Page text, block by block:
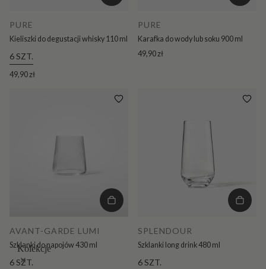
Kolekcje
PURE
Kieliszki do degustacji whisky 110 ml
6 SZT.
49,90 zł
PURE
Karafka do wody lub soku 900 ml
49,90 zł
AVANT-GARDE LUMI
Szklanki do napojów 430 ml
6 SZT.
SPLENDOUR
Szklanki long drink 480 ml
6 SZT.